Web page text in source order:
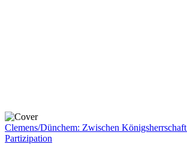
Clemens/Dünchem: Zwischen
Partizipation